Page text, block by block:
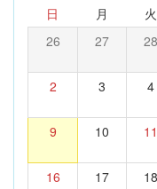
日 月 火
26 27 28
2 3 4
9 10 11
16 17 18